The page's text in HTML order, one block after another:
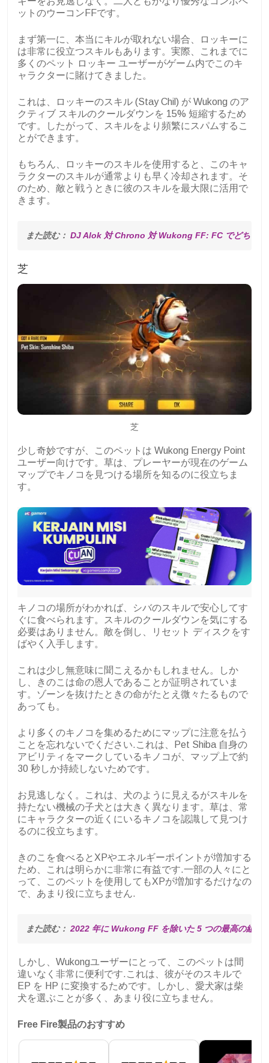
ットのウーコンFFです。
まず第一に、本当にキルが取れない場合、ロッキーに
は非常に役立つスキルもあります。実際、これまでに
多くのペット ロッキー ユーザーがゲーム内でこのキ
ャラクターに賭けてきました。
これは、ロッキーのスキル (Stay Chil) が Wukong のア
クティブ スキルのクールダウンを 15% 短縮するため
です。したがって、スキルをより頻繁にスパムするこ
とができます。
もちろん、ロッキーのスキルを使用すると、このキャ
ラクターのスキルが通常よりも早く冷却されます。そ
のため、敵と戦うときに彼のスキルを最大限に活用で
きます。
また読む： DJ Alok 対 Chrono 対 Wukong FF: FC でどちらが
芝
芝
少し奇妙ですが、このペットは Wukong Energy Point
ユーザー向けです。草は、プレーヤーが現在のゲーム
マップでキノコを見つける場所を知るのに役立ちま
す。
キノコの場所がわかれば、シバのスキルで安心してす
ぐに食べられます。スキルのクールダウンを気にする
必要はありません。敵を倒し、リセット ディスクをす
ばやく入手します。
これは少し無意味に聞こえるかもしれません。しか
し、きのこは命の恩人であることが証明されていま
す。ゾーンを抜けたときの命がたとえ微々たるもので
あっても。
より多くのキノコを集めるためにマップに注意を払う
ことを忘れないでください.これは、Pet Shiba 自身の
アビリティをマークしているキノコが、マップ上で約
30 秒しか持続しないためです。
お見逃しなく。これは、犬のように見えるがスキルを
持たない機械の子犬とは大きく異なります。草は、常
にキャラクターの近くにいるキノコを認識して見つけ
るのに役立ちます。
きのこを食べるとXPやエネルギーポイントが増加する
ため、これは明らかに非常に有益です.一部の人々にと
って、このペットを使用してもXPが増加するだけなの
で、あまり役に立ちません.
また読む： 2022 年に Wukong FF を除いた 5 つの最高の組み
しかし、Wukongユーザーにとって、このペットは間
違いなく非常に便利です.これは、彼がそのスキルで
EP を HP に変換するためです。しかし、愛犬家は柴
犬を選ぶことが多く、あまり役に立ちません。
Free Fire製品のおすすめ